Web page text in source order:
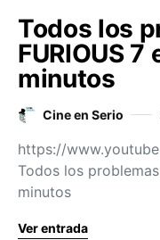
Todos los
FURIOUS
minutos
Cine en Serio
https://
Todos los
minutos
Ver entrada